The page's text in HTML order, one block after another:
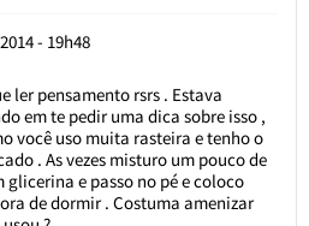
- 19h48
ler pensamento rsrs . Estava
em te pedir uma dica sobre isso ,
você uso muita rasteira e tenho o
. As vezes misturo um pouco de
e passo no pé e coloco
de dormir . Costuma amenizar